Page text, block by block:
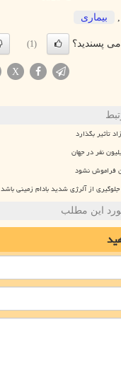
, بیماری
پسندید؟ (1)
X
تأثیر بگذارد
از آلرژی شدید بادام زمینی باشد
این مطلب